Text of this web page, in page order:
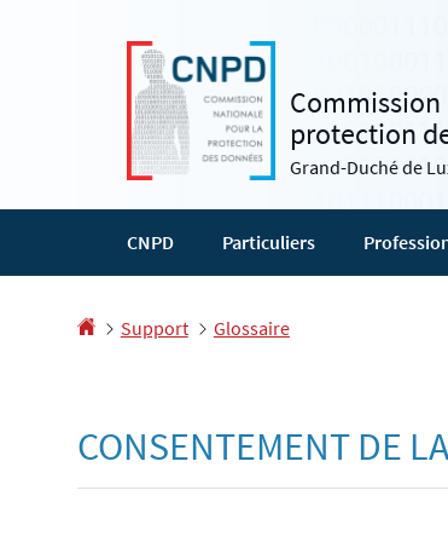
protection
Grand-Duché de
CNPD Particuliers
AccueilSupport Glossaire
CONSENTEMENT DE